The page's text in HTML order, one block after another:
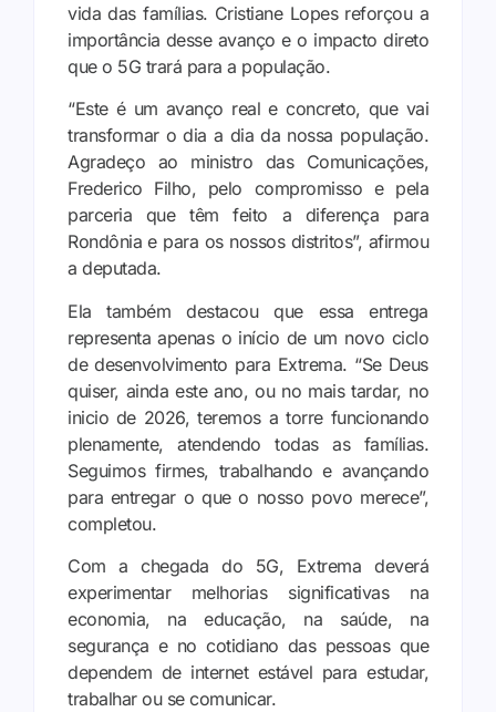
vida das famílias. Cristiane Lopes reforçou a
importância desse avanço e o impacto direto
que o 5G trará para a população.
“Este é um avanço real e concreto, que vai
transformar o dia a dia da nossa população.
Agradeço ao ministro das Comunicações,
Frederico Filho, pelo compromisso e pela
parceria que têm feito a diferença para
Rondônia e para os nossos distritos”, afirmou
a deputada.
Ela também destacou que essa entrega
representa apenas o início de um novo ciclo
de desenvolvimento para Extrema. “Se Deus
quiser, ainda este ano, ou no mais tardar, no
inicio de 2026, teremos a torre funcionando
plenamente, atendendo todas as famílias.
Seguimos firmes, trabalhando e avançando
para entregar o que o nosso povo merece”,
completou.
Com a chegada do 5G, Extrema deverá
experimentar melhorias significativas na
economia, na educação, na saúde, na
segurança e no cotidiano das pessoas que
dependem de internet estável para estudar,
trabalhar ou se comunicar.